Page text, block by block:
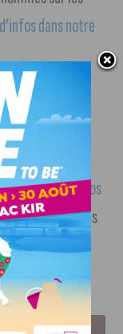
dans notre
a
faites et les
et la
l’article de nos
Toutes les dates
lien).